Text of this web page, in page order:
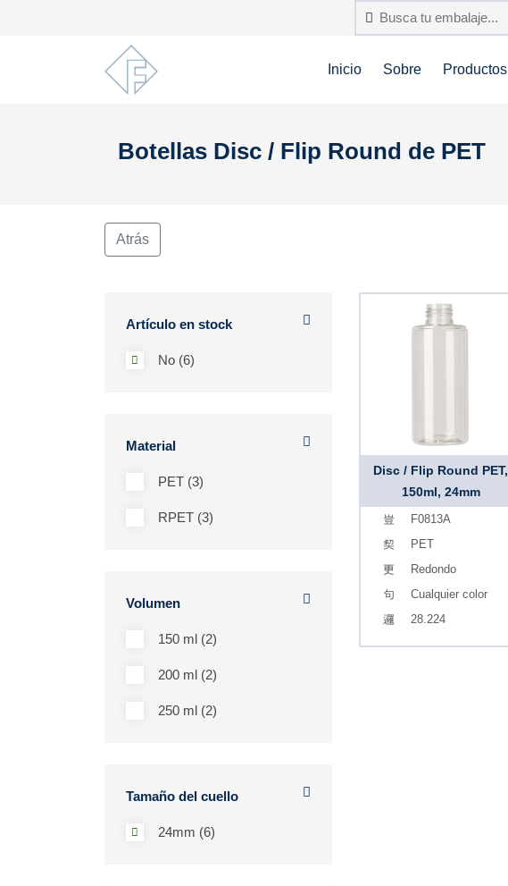
Inicio Sobre Productos
Botellas Disc / Flip Round de PET
Atrás
Artículo en stock
No (6)
Material
PET (3)
RPET (3)
Volumen
150 ml (2)
200 ml (2)
250 ml (2)
Tamaño del cuello
24mm (6)
Disc / Flip Round PET,
150ml, 24mm
F0813A
PET
Redondo
Cualquier color
28.224